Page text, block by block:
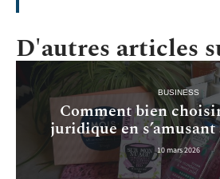
D'autres articles
BUSINESS
Comment bien
juridique en
10 mars 2026